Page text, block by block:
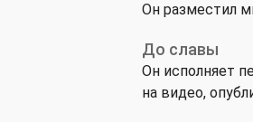
Он разместил
До славы
Он исполняет
на видео,